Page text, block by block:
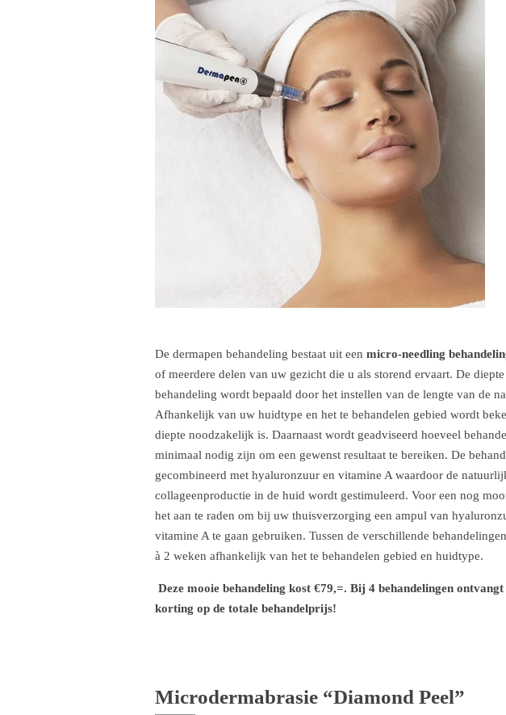
De dermapen behandeling bestaat uit een micro-needling
of meerdere delen van uw gezicht die u als storend ervaart. De
behandeling wordt bepaald door het instellen van de lengte van de
Afhankelijk van uw huidtype en het te behandelen gebied wordt
diepte noodzakelijk is. Daarnaast wordt geadviseerd hoeveel
minimaal nodig zijn om een gewenst resultaat te bereiken. De
gecombineerd met hyaluronzuur en vitamine A waardoor de
collageenproductie in de huid wordt gestimuleerd. Voor een nog
het aan te raden om bij uw thuisverzorging een ampul van
vitamine A te gaan gebruiken. Tussen de verschillende
à 2 weken afhankelijk van het te behandelen gebied en huidtype.
Deze mooie behandeling kost €79,=. Bij 4 behandelingen
korting op de totale behandelprijs!
Microdermabrasie “Diamond Peel”